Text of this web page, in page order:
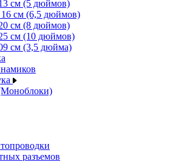
см (5 дюймов)
см (6,5 дюймов)
см (8 дюймов)
см (10 дюймов)
см (3,5 дюйма)
разъемов